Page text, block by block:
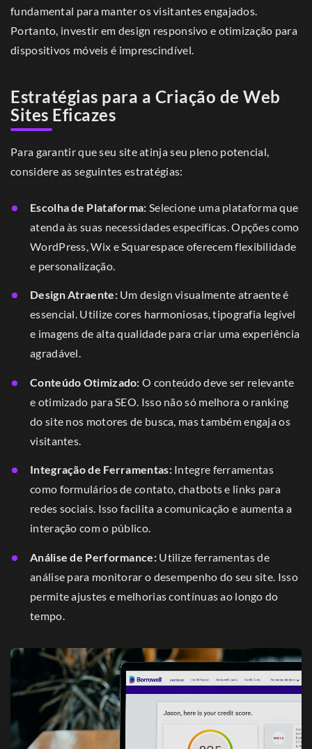
fundamental para manter os visitantes engajados.
Portanto, investir em design responsivo e otimização para
dispositivos móveis é imprescindível.
Estratégias para a Criação de Web
Sites Eficazes
Para garantir que seu site atinja seu pleno potencial,
considere as seguintes estratégias:
Escolha de Plataforma: Selecione uma plataforma que
atenda às suas necessidades específicas. Opções como
WordPress, Wix e Squarespace oferecem flexibilidade
e personalização.
Design Atraente:Um design visualmente atraente é
essencial. Utilize cores harmoniosas, tipografia legível
e imagens de alta qualidade para criar uma experiência
agradável.
Conteúdo Otimizado: O conteúdo deve ser relevante
e otimizado para SEO. Isso não só melhora o ranking
do site nos motores de busca, mas também engaja os
visitantes.
Integração de Ferramentas:Integre ferramentas
como formulários de contato, chatbots e links para
redes sociais. Isso facilita a comunicação e aumenta a
interação com o público.
Análise de Performance:Utilize ferramentas de
análise para monitorar o desempenho do seu site. Isso
permite ajustes e melhorias contínuas ao longo do
tempo.